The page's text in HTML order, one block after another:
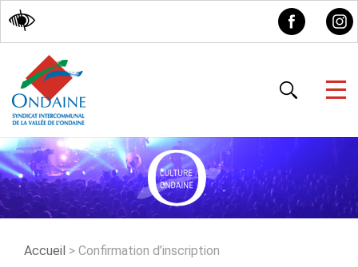
Accessibilité
Accueil > Confirmation d’inscription